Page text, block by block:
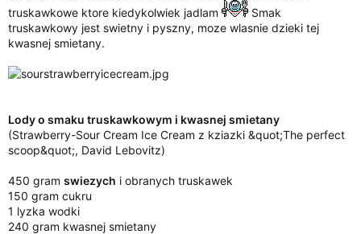
truskawkowe ktore kiedykolwiek jadlam
Smak
truskawkowy jest swietny i pyszny, moze wlasnie dzieki tej
kwasnej smietany.
Lody o smaku truskawkowym i kwasnej smietany
(Strawberry-Sour Cream Ice Cream z kziazki &quot;The perfect
scoop&quot;, David Lebovitz)
450 gram swiezych i obranych truskawek
150 gram cukru
1 lyzka wodki
240 gram kwasnej smietany